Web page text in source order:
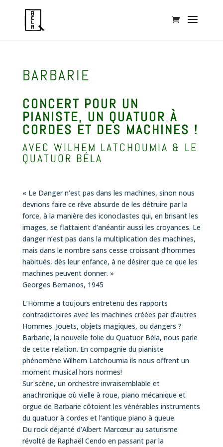
BARBARIE
CONCERT POUR UN
PIANISTE, UN QUATUOR À
CORDES ET DES MACHINES !
AVEC WILHEM LATCHOUMIA & LE
QUATUOR BÉLA
« Le Danger n’est pas dans les machines, sinon nous
devrions faire ce rêve absurde de les détruire par la
force, à la manière des iconoclastes qui, en brisant les
images, se flattaient d’anéantir aussi les croyances. Le
danger n’est pas dans la multiplication des machines,
mais dans le nombre sans cesse croissant d’hommes
habitués, dès leur enfance, à ne désirer que ce que les
machines peuvent donner. »
Georges Bernanos, 1945
L’Homme a toujours entretenu des rapports
contradictoires avec les machines créées par d’autres
Hommes. Jouets, objets magiques, ou dangers ?
Barbarie, la nouvelle folie du Quatuor Béla, nous parle
de cette relation. En compagnie du pianiste
phénomène Wilhem Latchoumia ils nous offrent un
moment musical hors normes!
Sur scène, un orchestre invraisemblable et
anachronique où vielle à roue, piano mécanique et
orgue de Barbarie côtoient les vénérables instruments
du quatuor à cordes et l’antique piano à queue.
Du rock déjanté d’Albert Marcœur au saturisme
révolté de Raphaël Cendo en passant par la